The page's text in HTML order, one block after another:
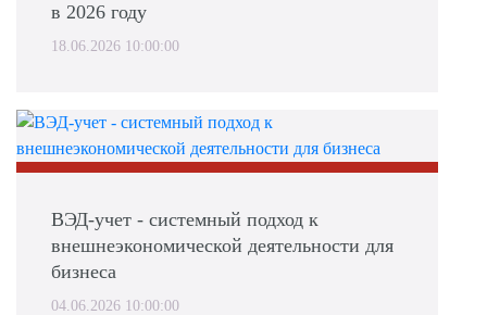
в 2026 году
18.06.2026 10:00:00
ВЭД-учет - системный подход к
внешнеэкономической деятельности для
бизнеса
04.06.2026 10:00:00